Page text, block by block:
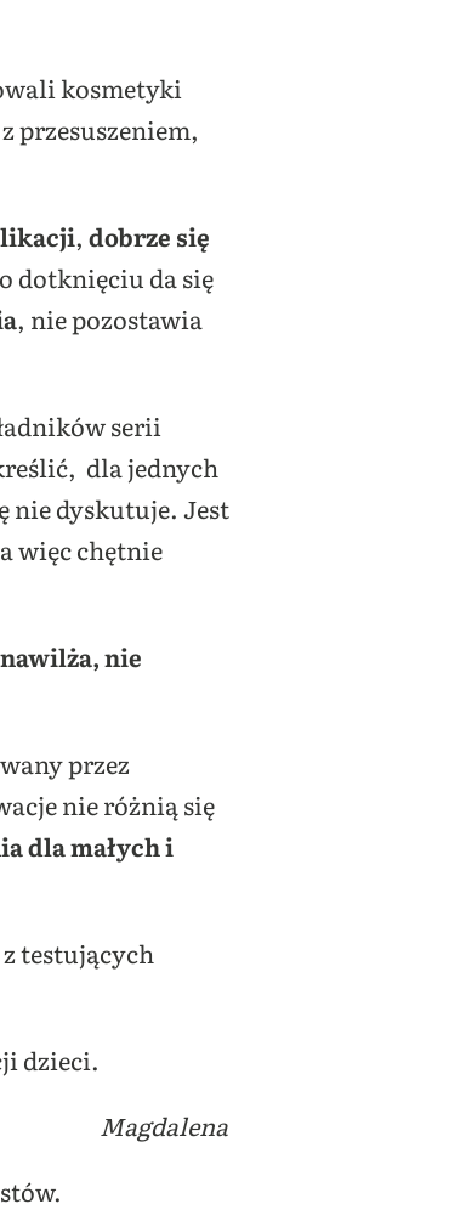
kosmetyki
przesuszeniem,
, dobrze się
dotknięciu da się
, nie pozostawia
serii
dla jednych
nie dyskutuje. Jest
więc chętnie
nawilża, nie
przez
nie różnią się
dla małych i
testujących
dzieci.
Magdalena